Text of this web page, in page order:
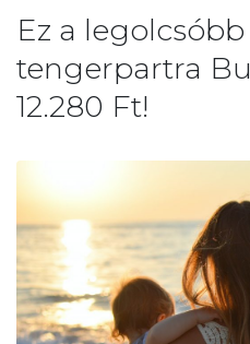
Ez a
tengerpartra
12.280 Ft!